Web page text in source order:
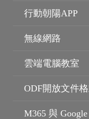
行動朝陽APP
無線網路
雲端電腦教室
ODF開放文件
M365 與